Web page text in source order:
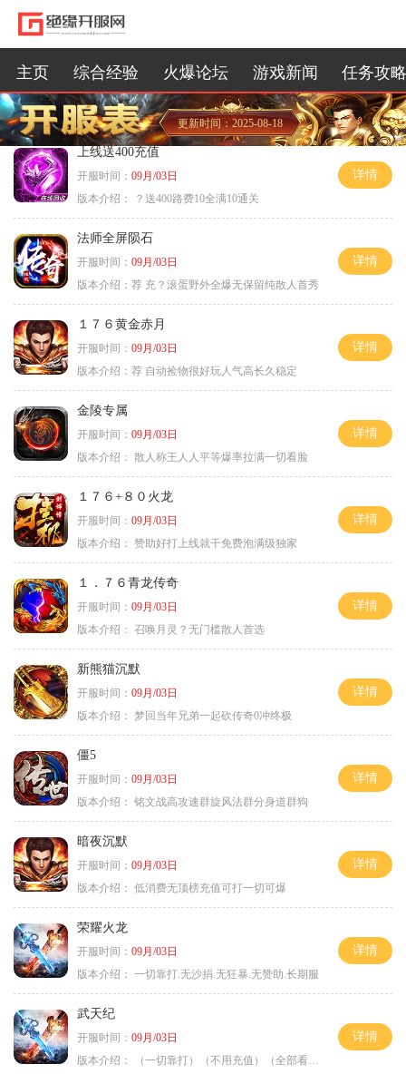
主页 综合经验 火爆论坛 游戏新闻 任务攻
更新时间：2025-08-18
上线送400充值
开服时间： 09月/03日
版本介绍：
？送400路费10全满10通关
详情
法师全屏陨石
开服时间： 09月/03日
版本介绍： 荐 充？滚蛋野外全爆无保留纯散人首秀
详情
１７６黄金赤月
开服时间： 09月/03日
版本介绍： 荐 自动捡物很好玩人气高长久稳定
详情
金陵专属
开服时间： 09月/03日
版本介绍： 散人称王人人平等爆率拉满一切看脸
详情
１７６+８０火龙
开服时间： 09月/03日
版本介绍： 赞助好打上线就干免费泡满级独家
详情
１．７６青龙传奇
开服时间： 09月/03日
版本介绍： 召唤月灵？无门槛散人首选
详情
新熊猫沉默
开服时间： 09月/03日
版本介绍： 梦回当年兄弟一起砍传奇0冲终极
详情
僵5
开服时间： 09月/03日
版本介绍： 铭文战高攻速群旋风法群分身道群狗
详情
暗夜沉默
开服时间： 09月/03日
版本介绍： 低消费无顶榜充值可打一切可爆
详情
荣耀火龙
开服时间： 09月/03日
版本介绍： 一切靠打.无沙捐.无狂暴.无赞助.长期服
详情
武天纪
开服时间： 09月/03日
版本介绍：
（一切靠打）（不用充值）（全部看脸）
详情